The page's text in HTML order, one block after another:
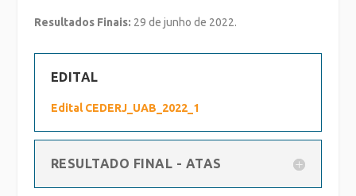
Resultados Finais: 29 de junho de 2022.
EDITAL
Edital CEDERJ_UAB_2022_1
RESULTADO FINAL - ATAS